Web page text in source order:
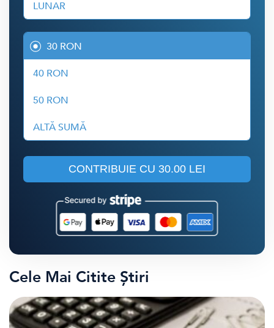
LUNAR
30 RON
40 RON
50 RON
ALTĂ SUMĂ
CONTRIBUIE CU 30.00 LEI
Cele Mai Citite Știri